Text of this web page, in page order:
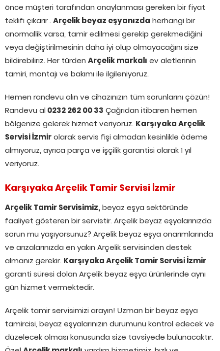
önce müşteri tarafından onaylanması gereken bir fiyat
teklifi çıkarır . Arçelik beyaz eşyanızda herhangi bir
anormallik varsa, tamir edilmesi gerekip gerekmediğini
veya değiştirilmesinin daha iyi olup olmayacağını size
bildirebiliriz. Her türden Arçelik markalı ev aletlerinin
tamiri, montajı ve bakımı ile ilgileniyoruz.
Hemen randevu alın ve cihazınızın tüm sorunlarını çözün!
Randevu al 0232 262 00 33 Çağrıdan itibaren hemen
bölgenize gelerek hizmet veriyoruz. Karşıyaka Arçelik
Servisi İzmirolarak servis fişi almadan kesinlikle ödeme
almıyoruz, ayrıca parça ve işçilik garantisi olarak 1 yıl
veriyoruz.
Karşıyaka Arçelik Tamir Servisi İzmir
Arçelik Tamir Servisimiz,beyaz eşya sektöründe
faaliyet gösteren bir servistir. Arçelik beyaz eşyalarınızda
sorun mu yaşıyorsunuz? Arçelik beyaz eşya onarımlarında
ve arızalarınızda en yakın Arçelik servisinden destek
almanız gerekir. Karşıyaka Arçelik Tamir Servisi İzmir
garanti süresi dolan Arçelik beyaz eşya ürünlerinde aynı
gün hizmet vermektedir.
Arçelik tamir servisimizi arayın! Uzman bir beyaz eşya
tamircisi, beyaz eşyalarınızın durumunu kontrol edecek ve
düzelecek olması konusunda size tavsiyede bulunacaktır.